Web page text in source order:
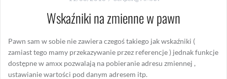
Wskaźniki na zmienne w pawn
Pawn sam w sobie nie zawiera czegoś takiego jak wskaźniki (
zamiast tego mamy przekazywanie przez referencje ) jednak funkcje
dostępne w amxx pozwalają na pobieranie adresu zmiennej ,
ustawianie wartości pod danym adresem itp.